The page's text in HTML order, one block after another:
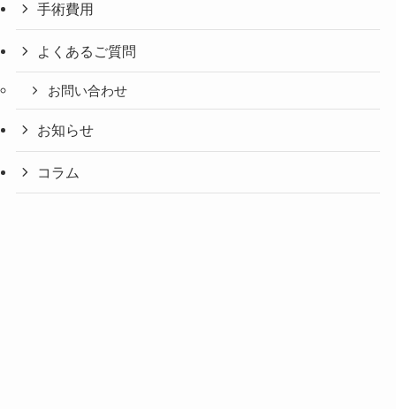
手術費用
よくあるご質問
お問い合わせ
お知らせ
コラム